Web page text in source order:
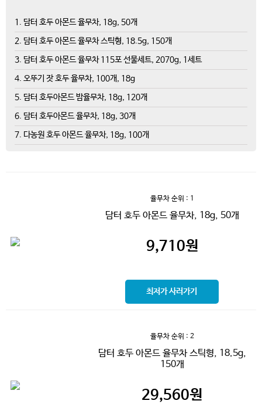
1. 담터 호두 아몬드 율무차, 18g, 50개
2. 담터 호두 아몬드 율무차 스틱형, 18.5g, 150개
3. 담터 호두 아몬드 율무차 115포 선물세트, 2070g, 1세트
4. 오뚜기 잣 호두 율무차, 100개, 18g
5. 담터 호두아몬드 밤율무차, 18g, 120개
6. 담터 호두아몬드 율무차, 18g, 30개
7. 다농원 호두 아몬드 율무차, 18g, 100개
율무차순위 : 1
담터 호두 아몬드 율무차, 18g, 50개
9,710원
최저가 사러가기
율무차순위 : 2
담터 호두 아몬드 율무차 스틱형, 18.5g,
150개
29,560원